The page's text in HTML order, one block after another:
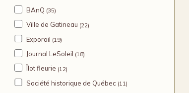
BAnQ (35)
Ville de Gatineau (22)
Exporail (19)
Journal LeSoleil (18)
Îlot fleurie (12)
Société historique de Québec (11)